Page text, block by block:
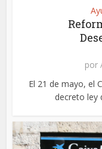
por
El 21 de mayo, el
decreto ley